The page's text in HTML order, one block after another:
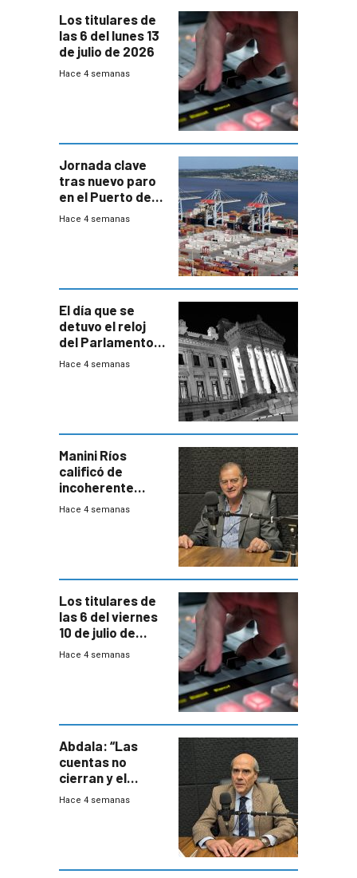
Los titulares de
las 6 del lunes 13
de julio de 2026
Hace 4 semanas
Jornada clave
tras nuevo paro
en el Puerto de
Montevideo
Hace 4 semanas
El día que se
detuvo el reloj
del Parlamento
para negociar
Hace 4 semanas
Manini Ríos
calificó de
incoherente
decisión de
Hace 4 semanas
Los titulares de
las 6 del viernes
10 de julio de
2026
Hace 4 semanas
Abdala: “Las
cuentas no
cierran y el
balance del
Hace 4 semanas